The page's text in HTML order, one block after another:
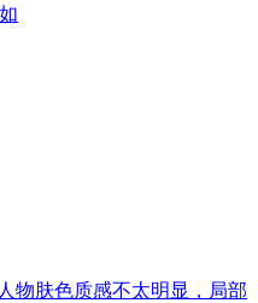
物肤色质感不太明显，局部